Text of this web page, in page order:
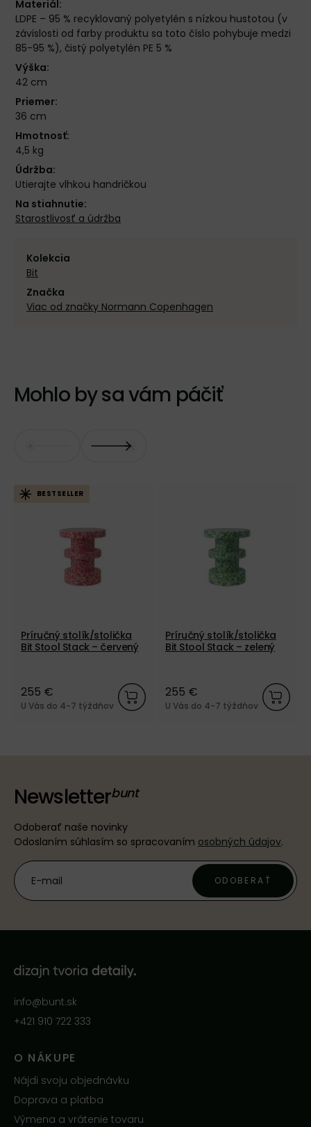
Materiál:
LDPE – 95 % recyklovaný polyetylén s nízkou hustotou (v
závislosti od farby produktu sa toto číslo pohybuje medzi
85-95 %), čistý polyetylén PE 5 %
Výška:
42 cm
Priemer:
36 cm
Hmotnosť:
4,5 kg
Údržba:
Utierajte vlhkou handričkou
Na stiahnutie:
Starostlivosť a údržba
Kolekcia
Bit
Značka
Viac od značky Normann Copenhagen
Mohlo by sa vám páčiť
BESTSELLER
Príručný stolík/stolička
Bit Stool Stack – červený
255 €
U Vás do 4-7 týždňov
Príručný stolík/stolička
Bit Stool Stack – zelený
255 €
U Vás do 4-7 týždňov
Newsletter
Odoberať naše novinky
Odoslaním súhlasím so spracovaním osobných údajov.
ODOBERAŤ
info@bunt.sk
+421 910 722 333
O NÁKUPE
Nájdi svoju objednávku
Doprava a platba
Výmena a vrátenie tovaru